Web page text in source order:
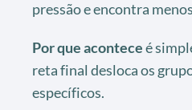
pressão e encontra
Por que aconteceé
reta final desloca os
específicos.